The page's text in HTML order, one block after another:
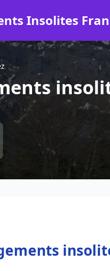
Insolites